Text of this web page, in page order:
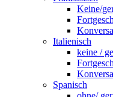
Keine/
Italienisch
keine /
Spanisch